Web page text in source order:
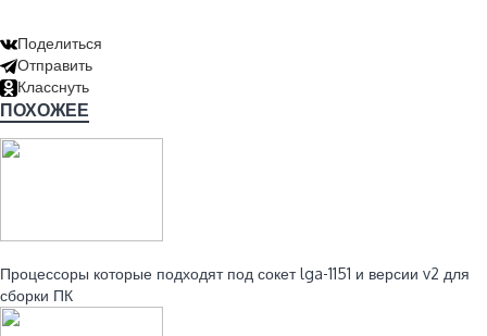
Поделиться
Отправить
Класснуть
ПОХОЖЕЕ
Процессоры которые подходят под сокет lga-1151 и версии v2 для
сборки ПК